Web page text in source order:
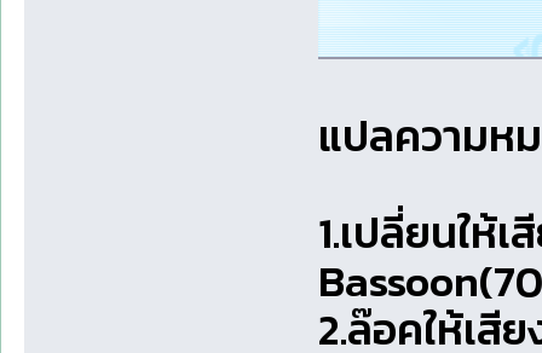
แปลความห
1.เปลี่ยนให้
2.ล๊อคให้เสี